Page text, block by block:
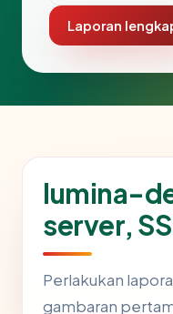
Laporan
lumina-
server,
Perlakukan
gambaran